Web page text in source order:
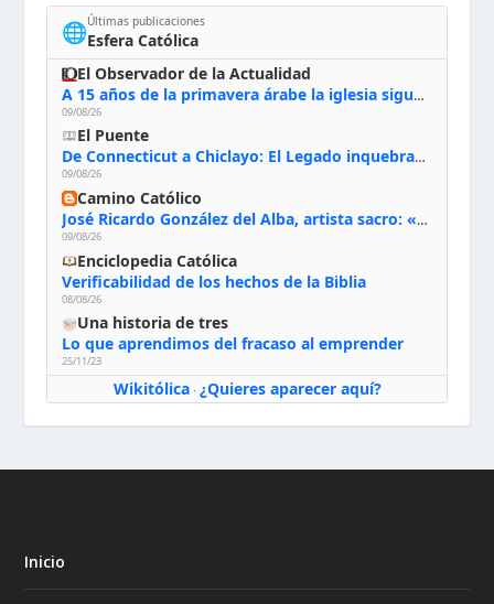
🌐Últimas publicaciones
Esfera Católica
El Observador de la Actualidad
A 15 años de la primavera árabe la iglesia sigue firme en Siria: “Queremos quedarnos”
09/08/26
El Puente
De Connecticut a Chiclayo: El Legado inquebrantable de Monseñor Juan Tomis Stack
09/08/26
Camino Católico
José Ricardo González del Alba, artista sacro: «Yo oro, hablo con Dios, le pido al Espíritu Santo su inspiración y siempre pinto rezando el rosario para que sea Él quien actúe a través de mis manos»
09/08/26
Enciclopedia Católica
Verificabilidad de los hechos de la Biblia
08/08/26
Una historia de tres
Lo que aprendimos del fracaso al emprender
25/11/23
Wikitólica· ¿Quieres aparecer aquí?
Inicio